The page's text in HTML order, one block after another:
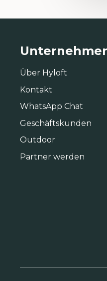
Über Hyloft
Kontakt
WhatsApp Chat
Geschäftskunden
Outdoor
Partner werden